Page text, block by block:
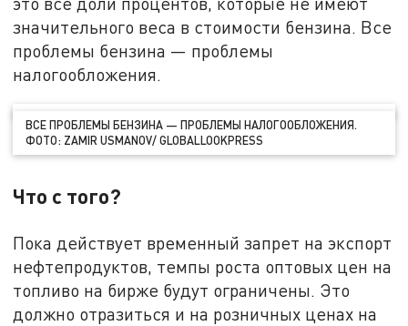
значительного веса в стоимости бензина. Все
проблемы бензина — проблемы
налогообложения.
ВСЕ ПРОБЛЕМЫ БЕНЗИНА — ПРОБЛЕМЫ НАЛОГООБЛОЖЕНИЯ.
ФОТО: ZAMIR USMANOV/ GLOBALLOOKPRESS
Что с того?
Пока действует временный запрет на экспорт
нефтепродуктов, темпы роста оптовых цен на
топливо на бирже будут ограничены. Это
должно отразиться и на розничных ценах на